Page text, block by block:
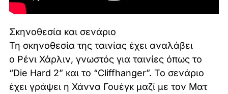
Σκηνοθεσία και σενάριο
Τη σκηνοθεσία της ταινίας έχει αναλάβει
ο Ρένι Χάρλιν, γνωστός για ταινίες όπως το
“Die Hard 2” και το “Cliffhanger”. Το σενάριο
έχει γράψει η Χάννα Γουέγκ μαζί με τον Ματ